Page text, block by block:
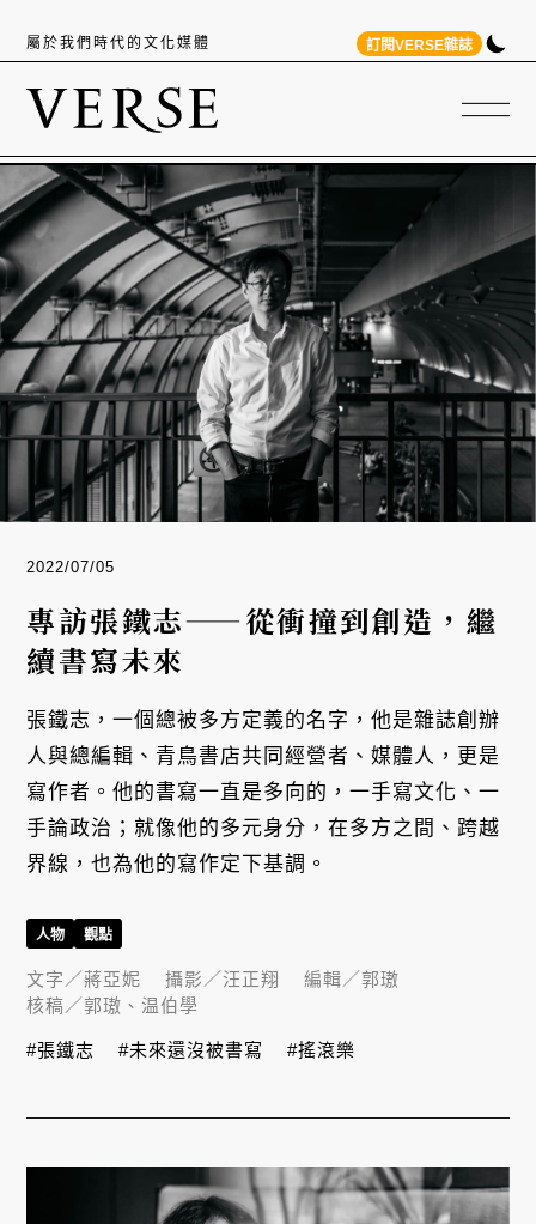
屬於我們時代的文化媒體 訂閱VERSE雜誌
2022/07/05
專訪張鐵志——從衝撞到創造，繼
續書寫未來
張鐵志，一個總被多方定義的名字，他是雜誌創辦
人與總編輯、青鳥書店共同經營者、媒體人，更是
寫作者。他的書寫一直是多向的，一手寫文化、一
手論政治；就像他的多元身分，在多方之間、跨越
界線，也為他的寫作定下基調。
人物 觀點
文字／蔣亞妮 攝影／汪正翔 編輯／郭璈
核稿／郭璈、温伯學
#張鐵志 #未來還沒被書寫 #搖滾樂